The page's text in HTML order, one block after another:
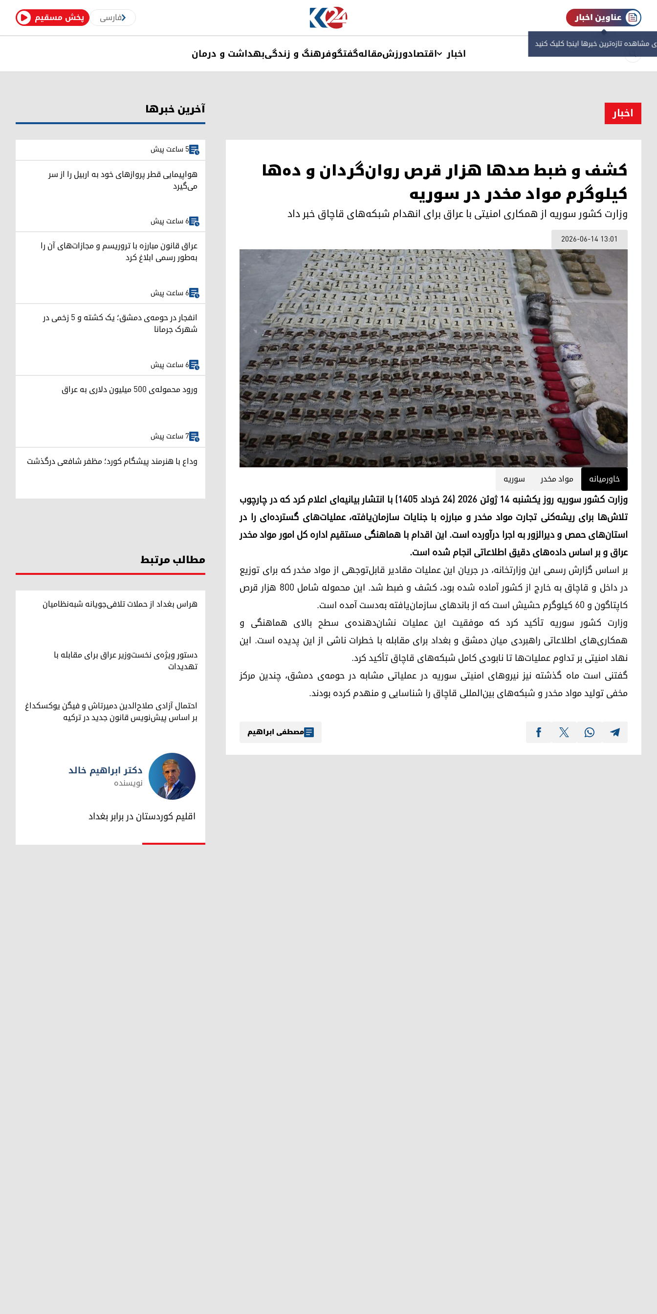
پخش مسقیم فارسی عناوین اخبار
مشاهده‌ تازه‌ترین خبرها اینجا کلیک کنید
اخبار اقتصادورزشمقالهگفتگوفرهنگ و زندگیبهداشت و درمان
اخبار
کشف و ضبط صدها هزار قرص روان‌گردان و ده‌ها
کیلوگرم مواد مخدر در سوریه
وزارت کشور سوریه از همکاری امنیتی با عراق برای انهدام شبکه‌های قاچاق خبر داد
2026-06-14 13:01
خاورمیانه مواد مخدر سوریه
وزارت کشور سوریه روز یکشنبه ۱۴ ژوئن ۲۰۲۶ (۲۴ خرداد ۱۴۰۵) با انتشار بیانیه‌ای اعلام کرد که در چارچوب
تلاش‌ها برای ریشه‌کنی تجارت مواد مخدر و مبارزه با جنایات سازمان‌یافته، عملیات‌های گسترده‌ای را در
استان‌های حمص و دیرالزور به اجرا درآورده است. این اقدام با هماهنگی مستقیم اداره کل امور مواد مخدر
عراق و بر اساس داده‌های دقیق اطلاعاتی انجام شده است.
بر اساس گزارش رسمی این وزارتخانه، در جریان این عملیات مقادیر قابل‌توجهی از مواد مخدر که برای توزیع
در داخل و قاچاق به خارج از کشور آماده شده بود، کشف و ضبط شد. این محموله شامل ۸۰۰ هزار قرص
کاپتاگون و ۶۰ کیلوگرم حشیش است که از باندهای سازمان‌یافته به‌دست آمده است.
وزارت کشور سوریه تأکید کرد که موفقیت این عملیات نشان‌دهنده‌ی سطح بالای هماهنگی و
همکاری‌های اطلاعاتی راهبردی میان دمشق و بغداد برای مقابله با خطرات ناشی از این پدیده است. این
نهاد امنیتی بر تداوم عملیات‌ها تا نابودی کامل شبکه‌های قاچاق تأکید کرد.
گفتنی است ماه گذشته نیز نیروهای امنیتی سوریه در عملیاتی مشابه در حومه‌ی دمشق، چندین مرکز
مخفی تولید مواد مخدر و شبکه‌های بین‌المللی قاچاق را شناسایی و منهدم کرده بودند.
مصطفی ابراهیم
آخرین خبرها
5 ساعت پیش
هواپیمایی قطر پروازهای خود به اربیل را از سر
می‌گیرد
6 ساعت پیش
عراق قانون مبارزه با تروریسم و مجازات‌های آن را
به‌طور رسمی ابلاغ کرد
6 ساعت پیش
انفجار در حومه‌ی دمشق؛ یک کشته و ۵ زخمی در
شهرک جرمانا
6 ساعت پیش
ورود محموله‌ی ۵۰۰ میلیون دلاری به عراق
7 ساعت پیش
وداع با هنرمند پیشگام کورد؛ مظفر شافعی درگذشت
مطالب مرتبط
هراس بغداد از حملات تلافی‌جویانه شبه‌نظامیان
دستور ویژه‌ی نخست‌وزیر عراق برای مقابله با
تهدیدات
احتمال آزادی صلاح‌الدین دمیرتاش و فیگن یوکسکداغ
بر اساس پیش‌نویس قانون جدید در ترکیه
دکتر ابراهیم خالد
دکتر ابراهیم خالد
نویسنده
اقلیم کوردستان در برابر بغداد